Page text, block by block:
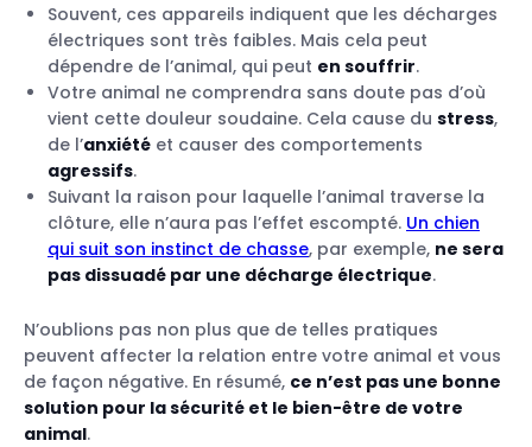
Souvent, ces appareils indiquent que les décharges
électriques sont très faibles. Mais cela peut
dépendre de l’animal, qui peut en souffrir.
Votre animal ne comprendra sans doute pas d’où
vient cette douleur soudaine. Cela cause du stress,
de l’anxiété et causer des comportements
agressifs.
Suivant la raison pour laquelle l’animal traverse la
clôture, elle n’aura pas l’effet escompté. Un chien
qui suit son instinct de chasse, par exemple, ne sera
pas dissuadé par une décharge électrique.
N’oublions pas non plus que de telles pratiques
peuvent affecter la relation entre votre animal et vous
de façon négative. En résumé, ce n’est pas une bonne
solution pour la sécurité et le bien-être de votre
animal.